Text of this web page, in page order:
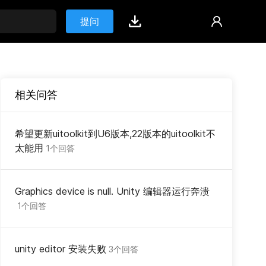
提问
相关问答
希望更新uitoolkit到U6版本,22版本的uitoolkit不
太能用 1个回答
Graphics device is null. Unity 编辑器运行奔溃
1个回答
unity editor 安装失败 3个回答